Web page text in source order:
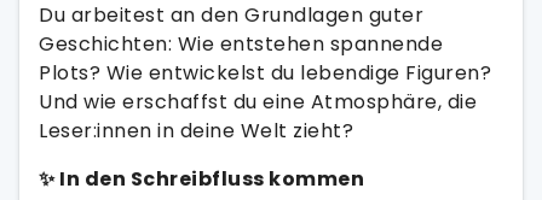
Du arbeitest an den Grundlagen guter
Geschichten: Wie entstehen spannende
Plots? Wie entwickelst du lebendige Figuren?
Und wie erschaffst du eine Atmosphäre, die
Leser:innen in deine Welt zieht?
✨ In den Schreibfluss kommen